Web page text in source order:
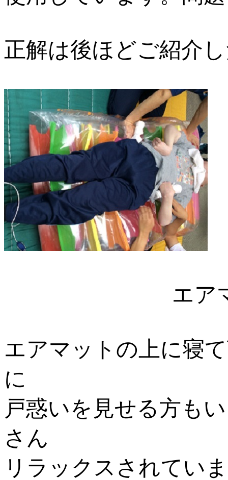
正解は後ほどご紹介
エアマット
エアマットの上に寝
に
戸惑いを見せる方も
さん
リラックスされてい